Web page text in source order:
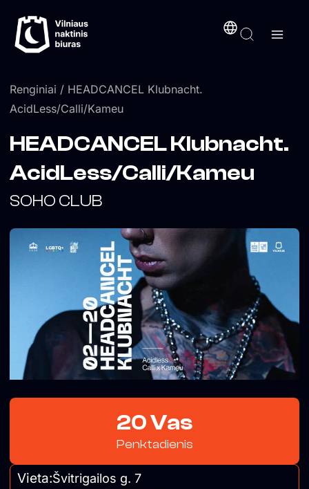
prie
turinio
Renginiai / HEADCANCEL Klubnacht.
AcidLess/Calli/Kameu
HEADCANCEL Klubnacht.
AcidLess/Calli/Kameu
SOHO CLUB
20 Vas
Penktadienis
Vieta:Švitrigailos g. 7